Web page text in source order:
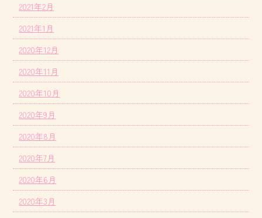
2021年2月
2021年1月
2020年12月
2020年11月
2020年10月
2020年9月
2020年8月
2020年7月
2020年6月
2020年3月